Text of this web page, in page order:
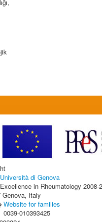
Università di Genova
in Rheumatology 2008-
Genova, Italy
Website for families
0039-010393425